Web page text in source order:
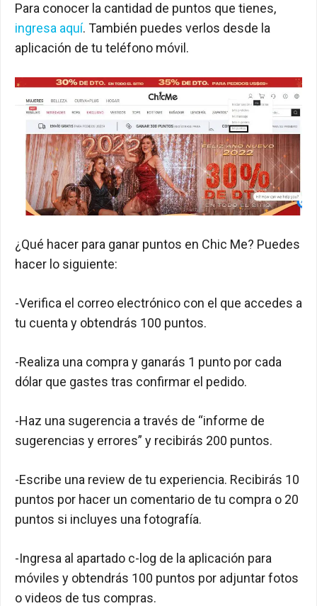
Para conocer la cantidad de puntos que tienes,
ingresa aquí. También puedes verlos desde la
aplicación de tu teléfono móvil.
¿Qué hacer para ganar puntos en Chic Me? Puedes
hacer lo siguiente:
-Verifica el correo electrónico con el que accedes a
tu cuenta y obtendrás 100 puntos.
-Realiza una compra y ganarás 1 punto por cada
dólar que gastes tras confirmar el pedido.
-Haz una sugerencia a través de “informe de
sugerencias y errores” y recibirás 200 puntos.
-Escribe una review de tu experiencia. Recibirás 10
puntos por hacer un comentario de tu compra o 20
puntos si incluyes una fotografía.
-Ingresa al apartado c-log de la aplicación para
móviles y obtendrás 100 puntos por adjuntar fotos
o videos de tus compras.